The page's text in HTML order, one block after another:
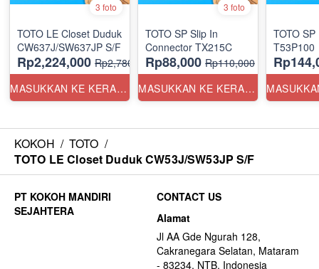
3 foto
TOTO LE Closet Duduk
CW637J/SW637JP S/F
Rp2,224,000 Rp2,780,000
MASUKKAN KE KERANJANG
3 foto
TOTO SP Slip In
Connector TX215C
Rp88,000 Rp110,000
MASUKKAN KE KERANJANG
TOTO
T53P100
KOKOH / TOTO /
TOTO LE Closet Duduk CW53J/SW53JP S/F
CONTACT US
Alamat
Jl AA Gde Ngurah 128,
Cakranegara Selatan, Mataram
- 83234, NTB, Indonesia